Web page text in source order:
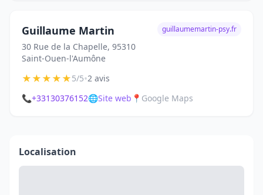
Guillaume Martin
30 Rue de la Chapelle, 95310
Saint-Ouen-l'Aumône
guillaumemartin-psy.fr
★★★★★5/5•2 avis
📞+33130376152🌐Site web 📍 Google Maps
Localisation